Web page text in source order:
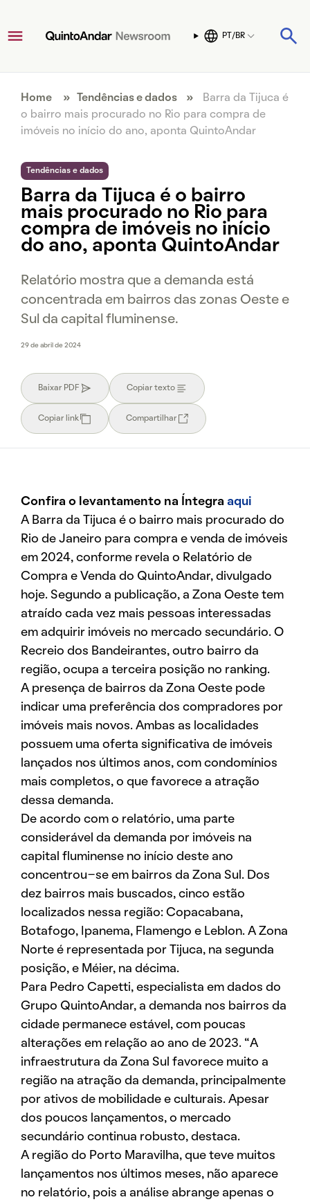
PT/BR
Home » Tendências e dados »
Barra da Tijuca é
o bairro mais procurado no Rio para compra de
imóveis no início do ano, aponta QuintoAndar
Tendências e dados
Barra da Tijuca é o bairro
mais procurado no Rio para
compra de imóveis no início
do ano, aponta QuintoAndar
Relatório mostra que a demanda está
concentrada em bairros das zonas Oeste e
Sul da capital fluminense.
29 de abril de 2024
Baixar PDF Copiar texto
Copiar link Compartilhar
Confira o levantamento na Íntegra aqui
A Barra da Tijuca é o bairro mais procurado do
Rio de Janeiro para compra e venda de imóveis
em 2024, conforme revela o Relatório de
Compra e Venda do QuintoAndar, divulgado
hoje. Segundo a publicação, a Zona Oeste tem
atraído cada vez mais pessoas interessadas
em adquirir imóveis no mercado secundário. O
Recreio dos Bandeirantes, outro bairro da
região, ocupa a terceira posição no ranking.
A presença de bairros da Zona Oeste pode
indicar uma preferência dos compradores por
imóveis mais novos. Ambas as localidades
possuem uma oferta significativa de imóveis
lançados nos últimos anos, com condomínios
mais completos, o que favorece a atração
dessa demanda.
De acordo com o relatório, uma parte
considerável da demanda por imóveis na
capital fluminense no início deste ano
concentrou-se em bairros da Zona Sul. Dos
dez bairros mais buscados, cinco estão
localizados nessa região: Copacabana,
Botafogo, Ipanema, Flamengo e Leblon. A Zona
Norte é representada por Tijuca, na segunda
posição, e Méier, na décima.
Para Pedro Capetti, especialista em dados do
Grupo QuintoAndar, a demanda nos bairros da
cidade permanece estável, com poucas
alterações em relação ao ano de 2023. “A
infraestrutura da Zona Sul favorece muito a
região na atração da demanda, principalmente
por ativos de mobilidade e culturais. Apesar
dos poucos lançamentos, o mercado
secundário continua robusto, destaca.
A região do Porto Maravilha, que teve muitos
lançamentos nos últimos meses, não aparece
no relatório, pois a análise abrange apenas o